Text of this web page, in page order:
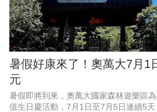
暑假好康來了！奧萬大7月1
元
暑假即將到來，奧萬大國家森林遊樂區
值生日慶活動，7月1日至7月5日連續5天